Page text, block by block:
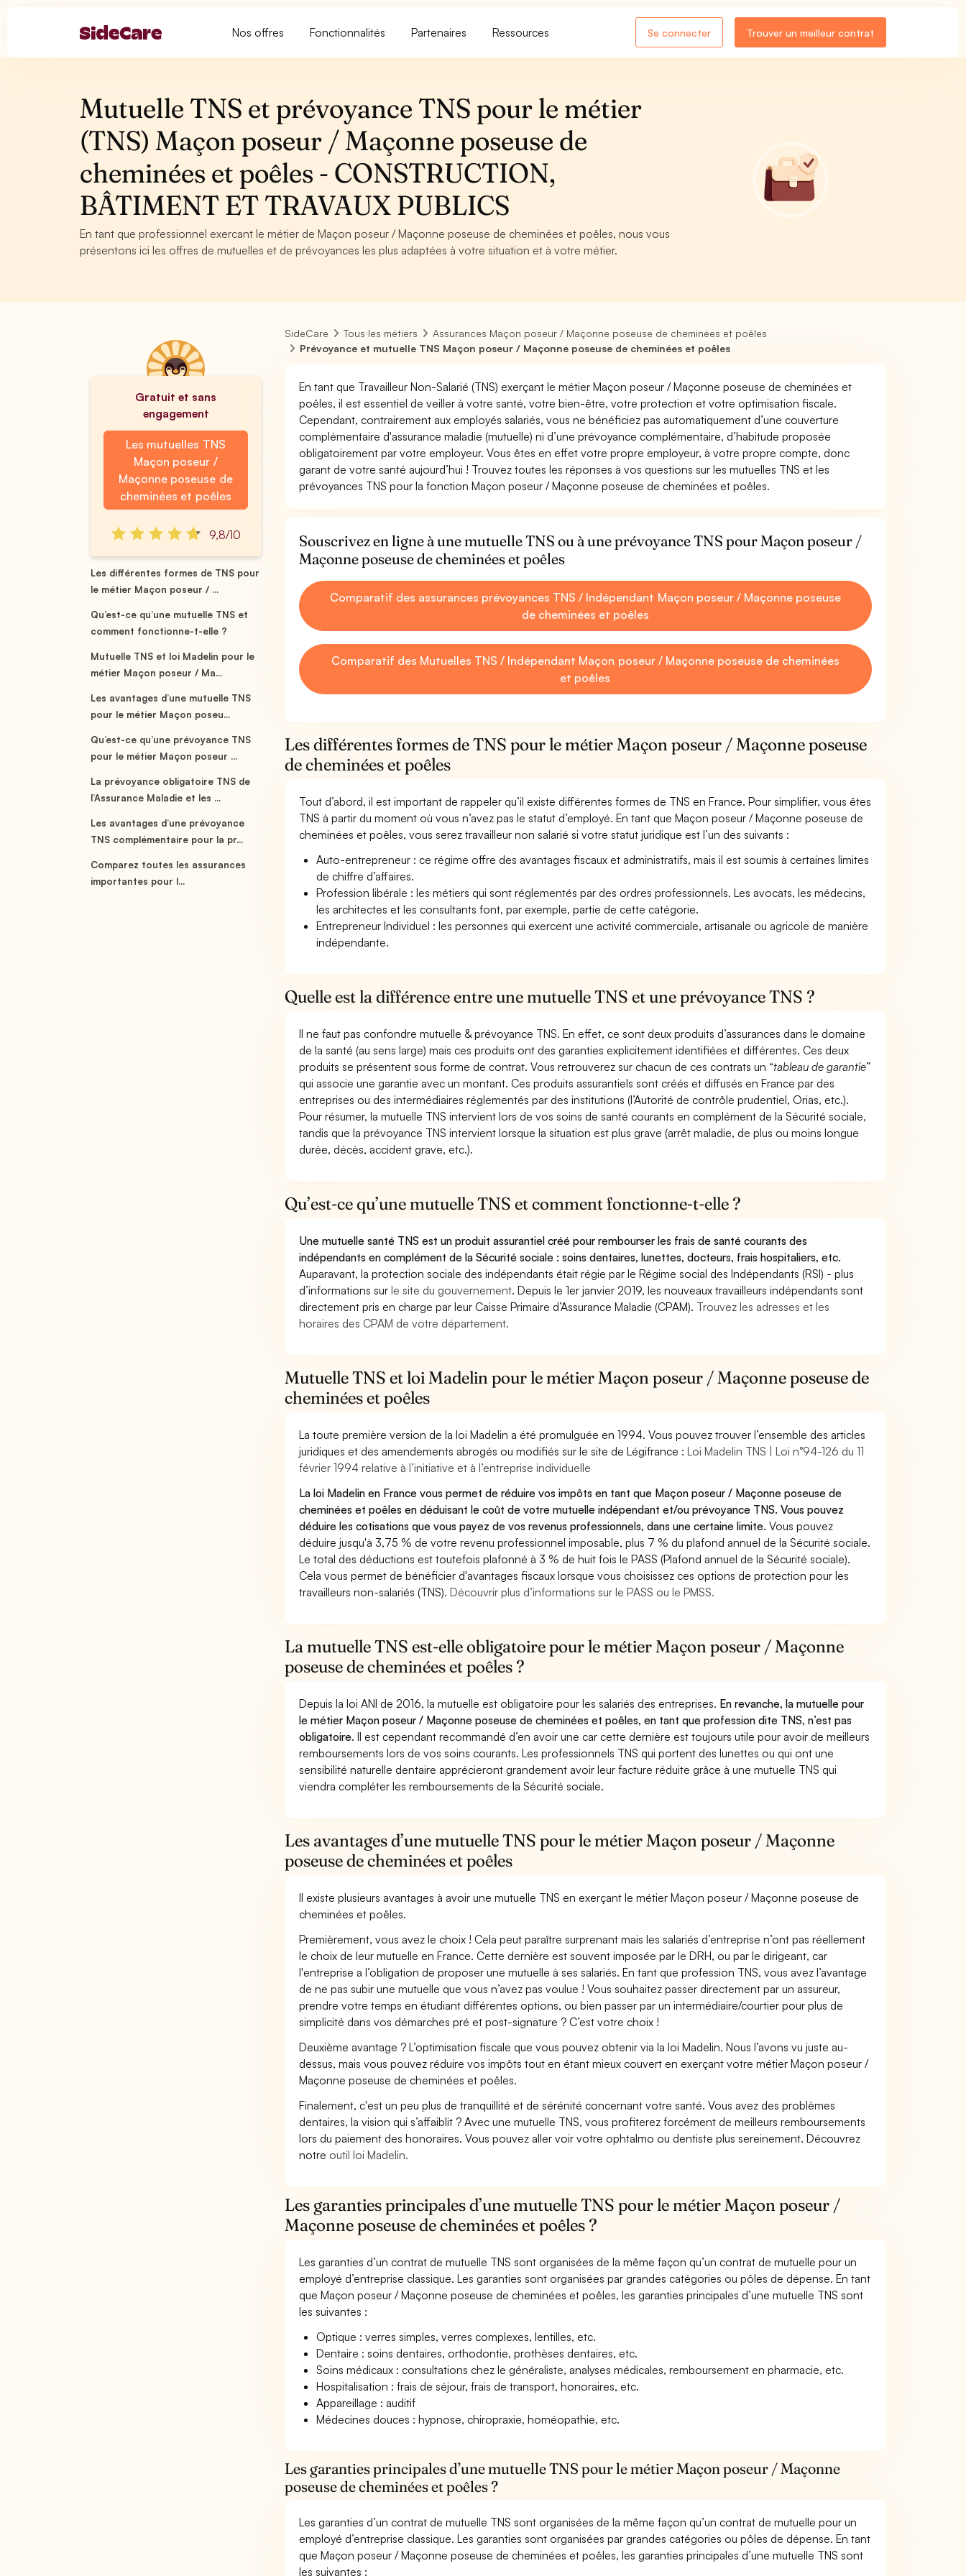
Nos offres Fonctionnalités Partenaires Ressources Se connecter Trouver un meilleur contrat
Mutuelle TNS et prévoyance TNS pour le métier
(TNS) Maçon poseur / Maçonne poseuse de
cheminées et poêles - CONSTRUCTION,
BÂTIMENT ET TRAVAUX PUBLICS
En tant que professionnel exercant le métier de Maçon poseur / Maçonne poseuse de cheminées et poêles, nous vous
présentons ici les offres de mutuelles et de prévoyances les plus adaptées à votre situation et à votre métier.
Gratuit et sans
engagement
Les mutuelles TNS
Maçon poseur /
Maçonne poseuse de
cheminées et poêles
9,8/10
Les différentes formes de TNS pour
le métier Maçon poseur / ...
Qu’est-ce qu’une mutuelle TNS et
comment fonctionne-t-elle ?
Mutuelle TNS et loi Madelin pour le
métier Maçon poseur / Ma...
Les avantages d’une mutuelle TNS
pour le métier Maçon poseu...
Qu’est-ce qu’une prévoyance TNS
pour le métier Maçon poseur ...
La prévoyance obligatoire TNS de
l’Assurance Maladie et les ...
Les avantages d’une prévoyance
TNS complémentaire pour la pr...
Comparez toutes les assurances
importantes pour l...
SideCare Tous les métiers
Assurances Maçon poseur / Maçonne poseuse de cheminées et poêles
Prévoyance et mutuelle TNS Maçon poseur / Maçonne poseuse de cheminées et poêles
En tant que Travailleur Non-Salarié (TNS) exerçant le métier Maçon poseur / Maçonne poseuse de cheminées et
poêles, il est essentiel de veiller à votre santé, votre bien-être, votre protection et votre optimisation fiscale.
Cependant, contrairement aux employés salariés, vous ne bénéficiez pas automatiquement d’une couverture
complémentaire d'assurance maladie (mutuelle) ni d’une prévoyance complémentaire, d’habitude proposée
obligatoirement par votre employeur. Vous êtes en effet votre propre employeur, à votre propre compte, donc
garant de votre santé aujourd’hui ! Trouvez toutes les réponses à vos questions sur les mutuelles TNS et les
prévoyances TNS pour la fonction Maçon poseur / Maçonne poseuse de cheminées et poêles.
Souscrivez en ligne à une mutuelle TNS ou à une prévoyance TNS pour Maçon poseur /
Maçonne poseuse de cheminées et poêles
Comparatif des assurances prévoyances TNS / Indépendant Maçon poseur / Maçonne poseuse
de cheminées et poêles
Comparatif des Mutuelles TNS / Indépendant Maçon poseur / Maçonne poseuse de cheminées
et poêles
Les différentes formes de TNS pour le métier Maçon poseur / Maçonne poseuse
de cheminées et poêles
Tout d’abord, il est important de rappeler qu’il existe différentes formes de TNS en France. Pour simplifier, vous êtes
TNS à partir du moment où vous n’avez pas le statut d’employé. En tant que Maçon poseur / Maçonne poseuse de
cheminées et poêles, vous serez travailleur non salarié si votre statut juridique est l’un des suivants :
Auto-entrepreneur : ce régime offre des avantages fiscaux et administratifs, mais il est soumis à certaines limites
de chiffre d’affaires.
Profession libérale : les métiers qui sont réglementés par des ordres professionnels. Les avocats, les médecins,
les architectes et les consultants font, par exemple, partie de cette catégorie.
Entrepreneur Individuel : les personnes qui exercent une activité commerciale, artisanale ou agricole de manière
indépendante.
Quelle est la différence entre une mutuelle TNS et une prévoyance TNS ?
Il ne faut pas confondre mutuelle & prévoyance TNS. En effet, ce sont deux produits d’assurances dans le domaine
de la santé (au sens large) mais ces produits ont des garanties explicitement identifiées et différentes. Ces deux
produits se présentent sous forme de contrat. Vous retrouverez sur chacun de ces contrats un “tableau de garantie”
qui associe une garantie avec un montant. Ces produits assurantiels sont créés et diffusés en France par des
entreprises ou des intermédiaires réglementés par des institutions (l’Autorité de contrôle prudentiel, Orias, etc.).
Pour résumer, la mutuelle TNS intervient lors de vos soins de santé courants en complément de la Sécurité sociale,
tandis que la prévoyance TNS intervient lorsque la situation est plus grave (arrêt maladie, de plus ou moins longue
durée, décès, accident grave, etc.).
Qu’est-ce qu’une mutuelle TNS et comment fonctionne-t-elle ?
Une mutuelle santé TNS est un produit assurantiel créé pour rembourser les frais de santé courants des
indépendants en complément de la Sécurité sociale : soins dentaires, lunettes, docteurs, frais hospitaliers, etc.
Auparavant, la protection sociale des indépendants était régie par le Régime social des Indépendants (RSI) - plus
d’informations surle site du gouvernement. Depuis le 1er janvier 2019, les nouveaux travailleurs indépendants sont
directement pris en charge par leur Caisse Primaire d’Assurance Maladie (CPAM). Trouvez les adresses et les
horaires des CPAM de votre département.
Mutuelle TNS et loi Madelin pour le métier Maçon poseur / Maçonne poseuse de
cheminées et poêles
La toute première version de la loi Madelin a été promulguée en 1994. Vous pouvez trouver l’ensemble des articles
juridiques et des amendements abrogés ou modifiés sur le site de Légifrance :Loi Madelin TNS | Loi n°94-126 du 11
février 1994 relative à l’initiative et à l’entreprise individuelle
La loi Madelin en France vous permet de réduire vos impôts en tant que Maçon poseur / Maçonne poseuse de
cheminées et poêles en déduisant le coût de votre mutuelle indépendant et/ou prévoyance TNS. Vous pouvez
déduire les cotisations que vous payez de vos revenus professionnels, dans une certaine limite.Vous pouvez
déduire jusqu'à 3,75 % de votre revenu professionnel imposable, plus 7 % du plafond annuel de la Sécurité sociale.
Le total des déductions est toutefois plafonné à 3 % de huit fois le PASS (Plafond annuel de la Sécurité sociale).
Cela vous permet de bénéficier d'avantages fiscaux lorsque vous choisissez ces options de protection pour les
travailleurs non-salariés (TNS).Découvrir plus d’informations sur le PASS ou le PMSS.
La mutuelle TNS est-elle obligatoire pour le métier Maçon poseur / Maçonne
poseuse de cheminées et poêles ?
Depuis la loi ANI de 2016, la mutuelle est obligatoire pour les salariés des entreprises. En revanche, la mutuelle pour
le métier Maçon poseur / Maçonne poseuse de cheminées et poêles, en tant que profession dite TNS, n’est pas
obligatoire.Il est cependant recommandé d’en avoir une car cette dernière est toujours utile pour avoir de meilleurs
remboursements lors de vos soins courants. Les professionnels TNS qui portent des lunettes ou qui ont une
sensibilité naturelle dentaire apprécieront grandement avoir leur facture réduite grâce à une mutuelle TNS qui
viendra compléter les remboursements de la Sécurité sociale.
Les avantages d’une mutuelle TNS pour le métier Maçon poseur / Maçonne
poseuse de cheminées et poêles
Il existe plusieurs avantages à avoir une mutuelle TNS en exerçant le métier Maçon poseur / Maçonne poseuse de
cheminées et poêles.
Premièrement, vous avez le choix ! Cela peut paraître surprenant mais les salariés d’entreprise n’ont pas réellement
le choix de leur mutuelle en France. Cette dernière est souvent imposée par le DRH, ou par le dirigeant, car
l'entreprise a l’obligation de proposer une mutuelle à ses salariés. En tant que profession TNS, vous avez l’avantage
de ne pas subir une mutuelle que vous n’avez pas voulue ! Vous souhaitez passer directement par un assureur,
prendre votre temps en étudiant différentes options, ou bien passer par un intermédiaire/courtier pour plus de
simplicité dans vos démarches pré et post-signature ? C’est votre choix !
Deuxième avantage ? L’optimisation fiscale que vous pouvez obtenir via la loi Madelin. Nous l’avons vu juste au-
dessus, mais vous pouvez réduire vos impôts tout en étant mieux couvert en exerçant votre métier Maçon poseur /
Maçonne poseuse de cheminées et poêles.
Finalement, c'est un peu plus de tranquillité et de sérénité concernant votre santé. Vous avez des problèmes
dentaires, la vision qui s’affaiblit ? Avec une mutuelle TNS, vous profiterez forcément de meilleurs remboursements
lors du paiement des honoraires. Vous pouvez aller voir votre ophtalmo ou dentiste plus sereinement. Découvrez
notre outil loi Madelin.
Les garanties principales d’une mutuelle TNS pour le métier Maçon poseur /
Maçonne poseuse de cheminées et poêles ?
Les garanties d’un contrat de mutuelle TNS sont organisées de la même façon qu’un contrat de mutuelle pour un
employé d’entreprise classique. Les garanties sont organisées par grandes catégories ou pôles de dépense. En tant
que Maçon poseur / Maçonne poseuse de cheminées et poêles, les garanties principales d’une mutuelle TNS sont
les suivantes :
Optique : verres simples, verres complexes, lentilles, etc.
Dentaire : soins dentaires, orthodontie, prothèses dentaires, etc.
Soins médicaux : consultations chez le généraliste, analyses médicales, remboursement en pharmacie, etc.
Hospitalisation : frais de séjour, frais de transport, honoraires, etc.
Appareillage : auditif
Médecines douces : hypnose, chiropraxie, homéopathie, etc.
Les garanties principales d’une mutuelle TNS pour le métier Maçon poseur / Maçonne
poseuse de cheminées et poêles ?
Les garanties d’un contrat de mutuelle TNS sont organisées de la même façon qu’un contrat de mutuelle pour un
employé d’entreprise classique. Les garanties sont organisées par grandes catégories ou pôles de dépense. En tant
que Maçon poseur / Maçonne poseuse de cheminées et poêles, les garanties principales d’une mutuelle TNS sont
les suivantes :